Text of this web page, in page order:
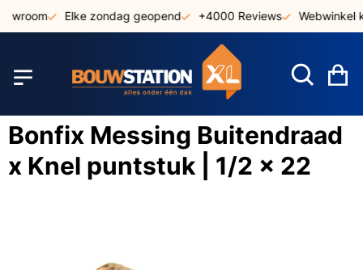
Elke zondag geopend +4000 Reviews Webwinkel
Bonfix Messing Buitendraad
x Knel puntstuk | 1/2 x 22